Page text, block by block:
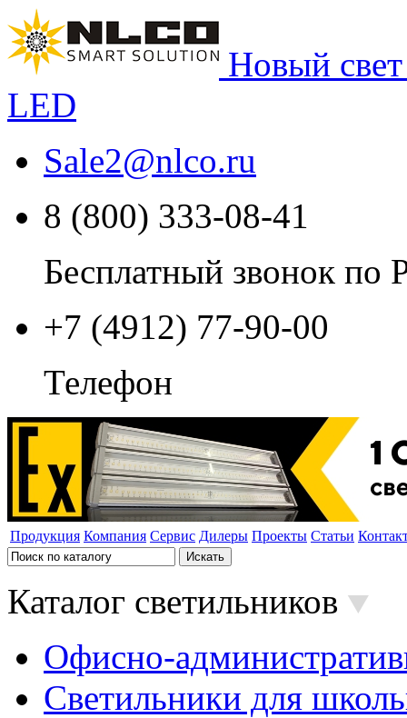
Новый
LED
Sale2@nlco.ru
8 (800) 333-08-41
Бесплатный звонок по
+7 (4912) 77-90-00
Телефон
Продукция Компания Сервис Дилеры Проекты Статьи
Каталог светильников
Офисно-
Светильники для